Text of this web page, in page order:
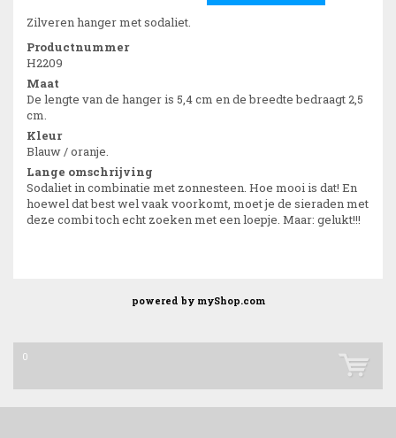
Zilveren hanger met sodaliet.
Productnummer
H2209
Maat
De lengte van de hanger is 5,4 cm en de breedte bedraagt 2,5
cm.
Kleur
Blauw / oranje.
Lange omschrijving
Sodaliet in combinatie met zonnesteen. Hoe mooi is dat! En
hoewel dat best wel vaak voorkomt, moet je de sieraden met
deze combi toch echt zoeken met een loepje. Maar: gelukt!!!
powered by myShop.com
0